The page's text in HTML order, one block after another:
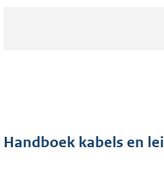
Handboek kabels en